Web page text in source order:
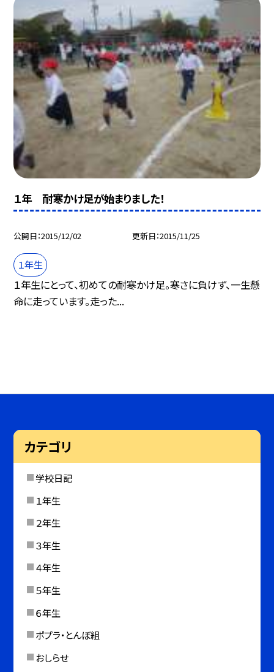
１年 耐寒かけ足が始まりました！
公開日 2015/12/02 更新日 2015/11/25
１年生
１年生にとって、初めての耐寒かけ足。寒さに負けず、一生懸
命に走っています。走った...
カテゴリ
学校日記
１年生
２年生
３年生
４年生
５年生
６年生
ポプラ・とんぼ組
おしらせ